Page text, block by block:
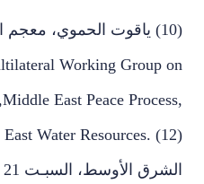
Working Group on
East Peace Process,